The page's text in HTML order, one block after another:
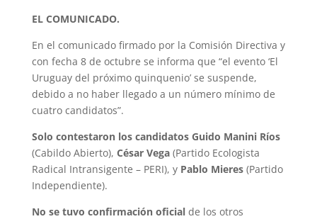
EL COMUNICADO.
En el comunicado firmado por la Comisión Directiva y
con fecha 8 de octubre se informa que “el evento ‘El
Uruguay del próximo quinquenio’ se suspende,
debido a no haber llegado a un número mínimo de
cuatro candidatos”.
Solo contestaron los candidatos Guido Manini Ríos
(Cabildo Abierto), César Vega(Partido Ecologista
Radical Intransigente – PERI), y Pablo Mieres(Partido
Independiente).
No se tuvo confirmación oficialde los otros